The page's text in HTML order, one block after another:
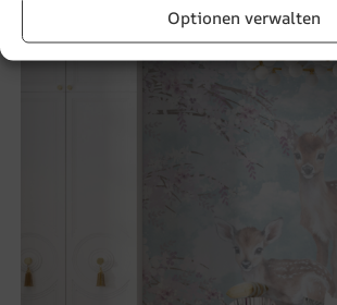
Optionen verwalten